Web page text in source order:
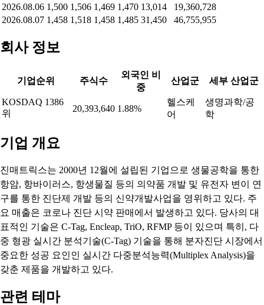
2026.08.06 1,500 1,506 1,469 1,470 13,014
19,360,728
2026.08.07 1,458 1,518 1,458 1,485 31,450 46,755,955
회사 정보
기업순위 주식수
외국인 비
중
산업군 세부 산업군
KOSDAQ 1386
위
20,393,640 1.88%
헬스케
어
생명과학/공
학
기업 개요
진매트릭스는 2000년 12월에 설립된 기업으로 생물공학을 통한
항암, 항바이러스, 항생물질 등의 의약품 개발 및 유전자 변이 연
구를 통한 진단제 개발 등의 신약개발사업을 영위하고 있다. 주
요 매출은 코로나 진단 시약 판매에서 발생하고 있다. 당사의 대
표적인 기술은 C-Tag, Encleap, TriO, RFMP 등이 있으며 특히, 다
중 형광 실시간 분석기술(C-Tag) 기술을 통해 분자진단 시장에서
중요한 성공 요인인 실시간 다중분석능력(Multiplex Analysis)을
갖춘 제품을 개발하고 있다.
관련 테마